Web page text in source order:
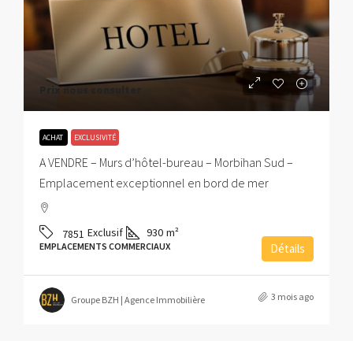
Prix nous consulter
ACHAT EXCLUSIVITÉ
A VENDRE – Murs d’hôtel-bureau – Morbihan Sud –
Emplacement exceptionnel en bord de mer
7851 Exclusif 930 m²
EMPLACEMENTS COMMERCIAUX Détails
Groupe BZH | Agence Immobilière 3 mois ago